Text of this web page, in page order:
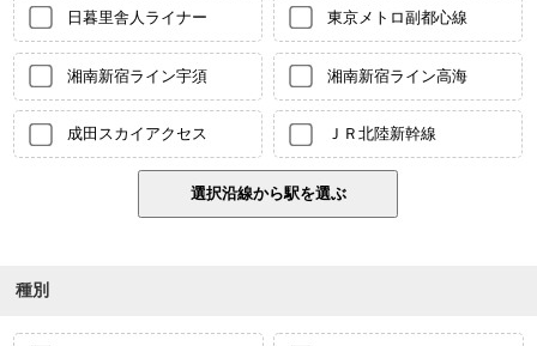
日暮里舎人ライナー 東京メトロ副都心線
湘南新宿ライン宇須 湘南新宿ライン高海
成田スカイアクセス ＪＲ北陸新幹線
種別